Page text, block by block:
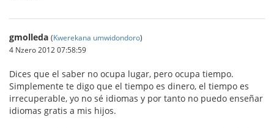
gmolleda (Kwerekana umwidondoro)
4 Nzero 2012 07:58:59
Dices que el saber no ocupa lugar, pero ocupa tiempo.
Simplemente te digo que el tiempo es dinero, el tiempo es
irrecuperable, yo no sé idiomas y por tanto no puedo enseñar
idiomas gratis a mis hijos.